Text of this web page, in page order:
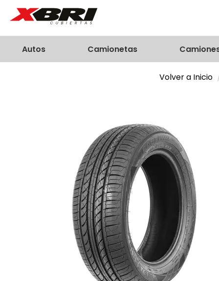
Autos Camionetas
Volver a Inicio